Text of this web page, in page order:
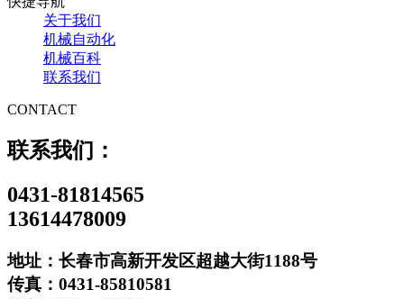
关于我们
机械自动化
机械百科
联系我们
CONTACT
联系我们：
0431-81814565
13614478009
地址：长春市高新开发区超越大街1188号
传真：0431-85810581